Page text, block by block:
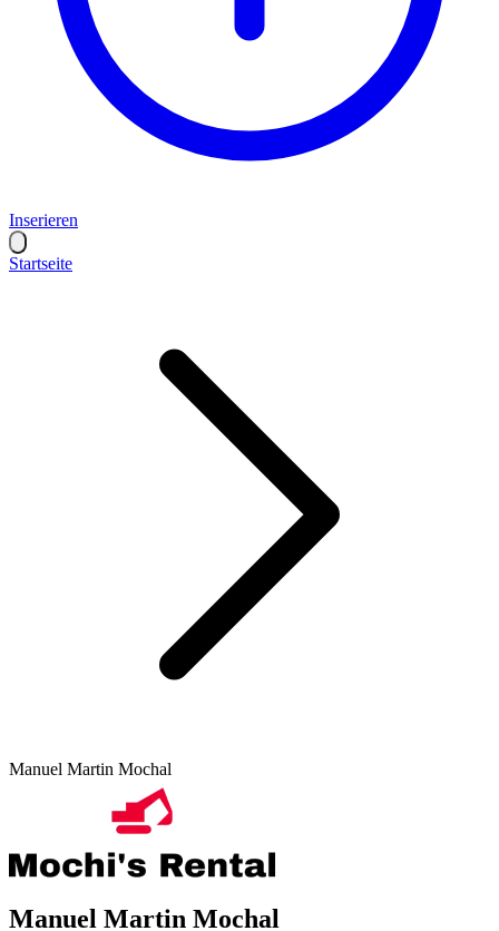
Inserieren
Startseite
Manuel Martin Mochal
Manuel Martin Mochal